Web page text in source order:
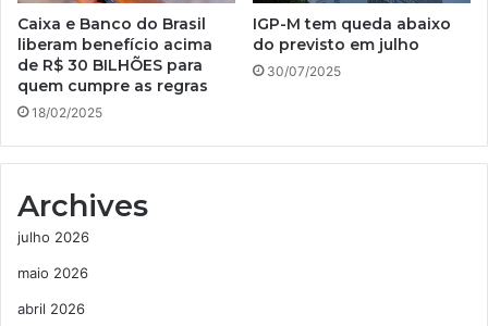
Caixa e Banco do Brasil
liberam benefício acima
de R$ 30 BILHÕES para
quem cumpre as regras
18/02/2025
IGP-M tem queda abaixo
do previsto em julho
30/07/2025
Archives
julho 2026
maio 2026
abril 2026